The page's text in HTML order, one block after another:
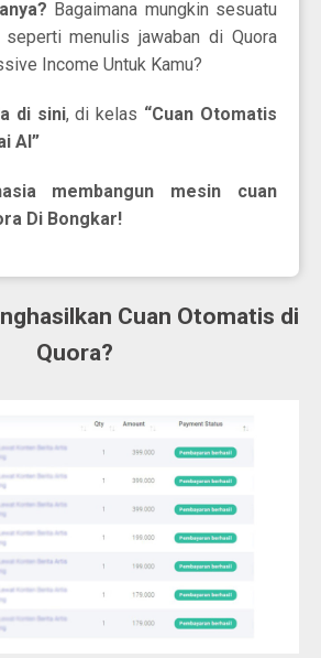
Bagaimana mungkin sesuatu
seperti menulis jawaban di Quora
Income Untuk Kamu?
di sini, di kelas “Cuan Otomatis
AI”
membangun mesin cuan
Di Bongkar!
Cuan Otomatis di
Quora?